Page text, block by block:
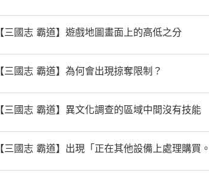
【三國志 霸道】遊戲地圖畫面上的高低之分
【三國志 霸道】為何會出現掠奪限制？
【三國志 霸道】異文化調查的區域中間沒有技能
【三國志 霸道】出現「正在其他設備上處理購